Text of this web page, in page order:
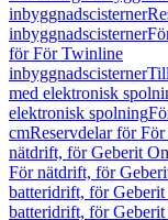
inbyggnadscisterner
inbyggnadscisterner
för För Twinline
inbyggnadscisterner
med elektronisk
elektronisk spolning
cmReservdelar för
nätdrift, för Geberit
För nätdrift, för
batteridrift, för
batteridrift, för